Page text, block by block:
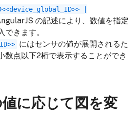
|
の記述により、数値を指定
きます。
にはセンサの値が展開されるた
数点以下2桁で表示することができ
に応じて図を変